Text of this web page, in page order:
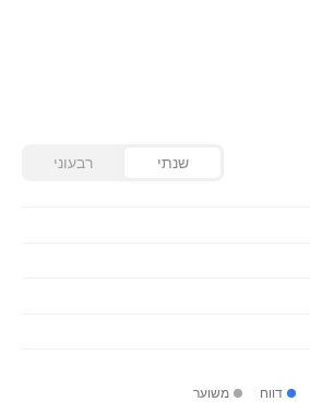
שנתי רבעוני
דווח משוער